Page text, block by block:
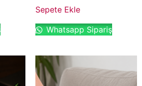
Sepete Ekle
Whatsapp Sipariş